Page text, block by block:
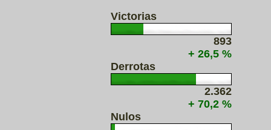
Victorias
893
+ 26,5 %
Derrotas
2.362
+ 70,2 %
Nulos